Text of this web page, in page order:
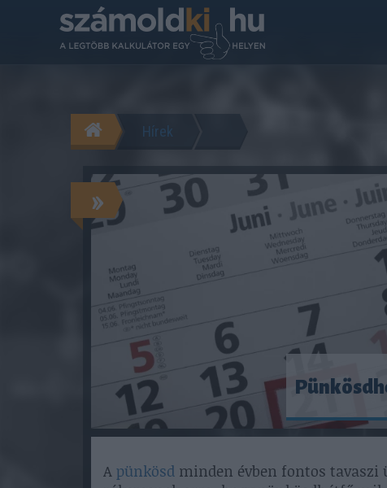
Hírek
»
Apünkösd minden évben fontos tavaszi